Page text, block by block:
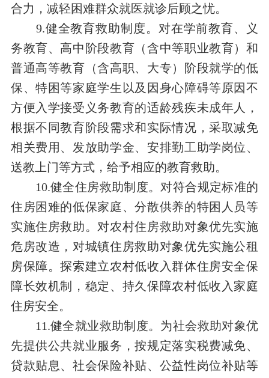
合力，减轻困难群众就医就诊后顾之忧。
9.健全教育救助制度。对在学前教育、义
务教育、高中阶段教育（含中等职业教育）和
普通高等教育（含高职、大专）阶段就学的低
保、特困等家庭学生以及因身心障碍等原因不
方便入学接受义务教育的适龄残疾未成年人，
根据不同教育阶段需求和实际情况，采取减免
相关费用、发放助学金、安排勤工助学岗位、
送教上门等方式，给予相应的教育救助。
10.健全住房救助制度。对符合规定标准的
住房困难的低保家庭、分散供养的特困人员等
实施住房救助。对农村住房救助对象优先实施
危房改造，对城镇住房救助对象优先实施公租
房保障。探索建立农村低收入群体住房安全保
障长效机制，稳定、持久保障农村低收入家庭
住房安全。
11.健全就业救助制度。为社会救助对象优
先提供公共就业服务，按规定落实税费减免、
贷款贴息、社会保险补贴、公益性岗位补贴等